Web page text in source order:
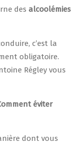
des alcoolémies
c’est la
obligatoire.
Régley vous
éviter
dont vous